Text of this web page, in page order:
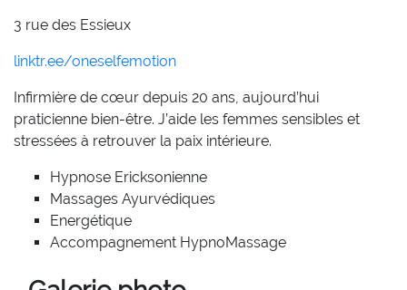
3 rue des Essieux
linktr.ee/oneselfemotion
Infirmière de cœur depuis 20 ans, aujourd’hui
praticienne bien-être. J’aide les femmes sensibles et
stressées à retrouver la paix intérieure.
Hypnose Ericksonienne
Massages Ayurvédiques
Energétique
Accompagnement HypnoMassage